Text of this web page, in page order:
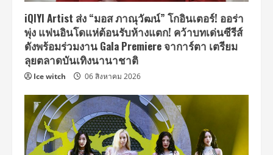
iQIYI Artist ส่ง “มอส ภาณุวัฒน์” โกอินเตอร์! ออร่า
พุ่ง แฟนอินโดแห่ต้อนรับห้างแตก! คว้าบทเด่นซีรีส์
ดังพร้อมร่วมงาน Gala Premiere จาการ์ตา เตรียม
ลุยตลาดบันเทิงนานาชาติ
Ice witch 06 สิงหาคม 2026